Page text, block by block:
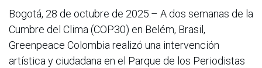
Bogotá, 28 de octubre de 2025.– A dos semanas de la
Cumbre del Clima (COP30) en Belém, Brasil,
Greenpeace Colombia realizó una intervención
artística y ciudadana en el Parque de los Periodistas